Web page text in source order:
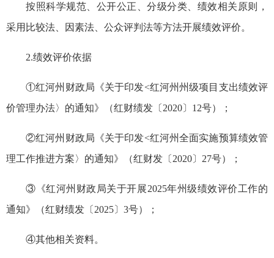
按照科学规范、公开公正、分级分类、绩效相关原则，
采用比较法、因素法、公众评判法等方法开展绩效评价。
2.绩效评价依据
①红河州财政局《关于印发<红河州州级项目支出绩效评
价管理办法〉的通知》（红财绩发〔2020〕12号）；
②红河州财政局《关于印发<红河州全面实施预算绩效管
理工作推进方案〉的通知》（红财发〔2020〕27号）；
③《红河州财政局关于开展2025年州级绩效评价工作的
通知》（红财绩发〔2025〕3号）；
④其他相关资料。